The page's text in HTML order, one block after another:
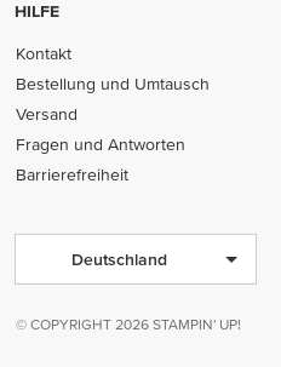
HILFE
Kontakt
Bestellung und Umtausch
Versand
Fragen und Antworten
Barrierefreiheit
Deutschland
© COPYRIGHT 2026 STAMPIN' UP!